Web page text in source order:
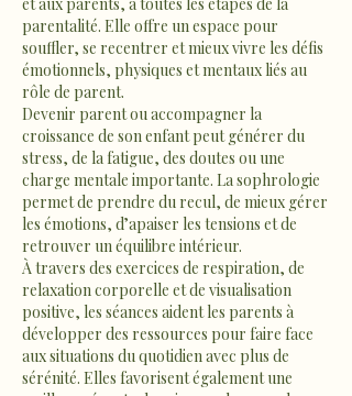
parentalité. Elle offre un espace pour
souffler, se recentrer et mieux vivre les défis
émotionnels, physiques et mentaux liés au
rôle de parent.
Devenir parent ou accompagner la
croissance de son enfant peut générer du
stress, de la fatigue, des doutes ou une
charge mentale importante. La sophrologie
permet de prendre du recul, de mieux gérer
les émotions, d’apaiser les tensions et de
retrouver un équilibre intérieur.
À travers des exercices de respiration, de
relaxation corporelle et de visualisation
positive, les séances aident les parents à
développer des ressources pour faire face
aux situations du quotidien avec plus de
sérénité. Elles favorisent également une